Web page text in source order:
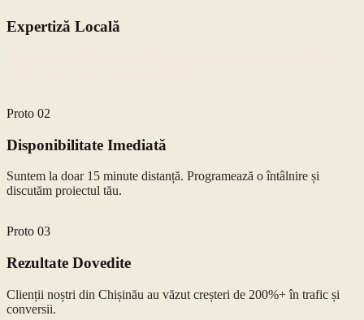
Expertiză Locală
Proto 02
Disponibilitate Imediată
Suntem la doar 15 minute distanță. Programează o întâlnire și
discutăm proiectul tău.
Proto 03
Rezultate Dovedite
Clienții noștri din Chișinău au văzut creșteri de 200%+ în trafic și
conversii.